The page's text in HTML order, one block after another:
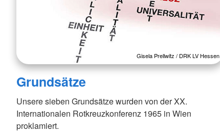
Gisela Prellwitz / DRK LV Hessen
Grundsätze
Unsere sieben Grundsätze wurden von der XX.
Internationalen Rotkreuzkonferenz 1965 in Wien
proklamiert.